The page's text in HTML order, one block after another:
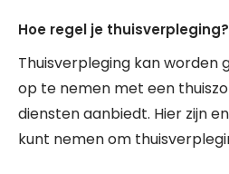
Hoe regel je thuisverpleging?
Thuisverpleging kan
op te nemen met een
diensten aanbiedt. Hier zijn
kunt nemen om